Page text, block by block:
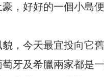
，好好的一個小島
，今天最宜投向它
牙及希臘兩家都是